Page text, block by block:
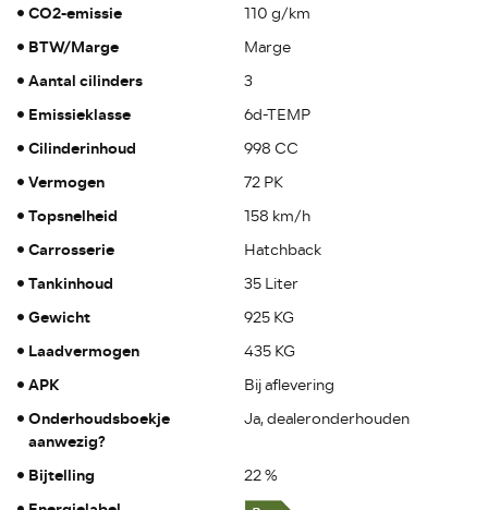
CO2-emissie 110 g/km
BTW/Marge Marge
Aantal cilinders 3
Emissieklasse 6d-TEMP
Cilinderinhoud 998 CC
Vermogen 72 PK
Topsnelheid 158 km/h
Carrosserie Hatchback
Tankinhoud 35 Liter
Gewicht 925 KG
Laadvermogen 435 KG
APK Bij aflevering
Onderhoudsboekje
aanwezig?
Ja, dealeronderhouden
Bijtelling 22 %